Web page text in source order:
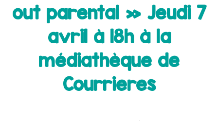
out parental » Jeudi 7
avril à 18h à la
médiathèque de
Courrieres